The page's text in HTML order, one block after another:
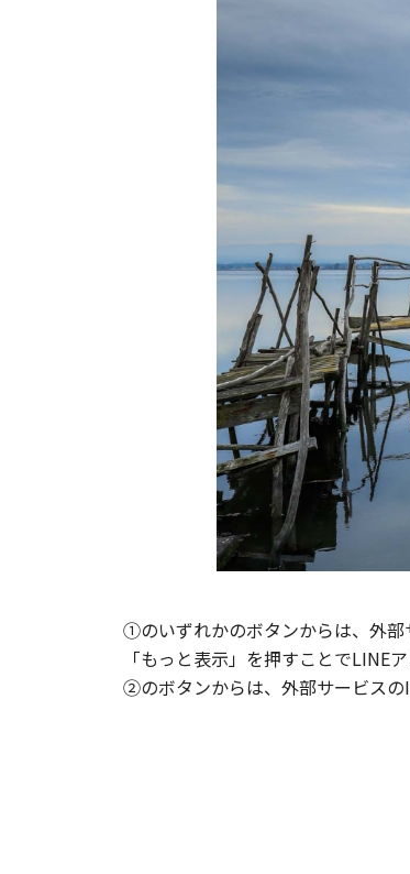
①のいずれかのボタンからは、外部
「もっと表示」を押すことでLINE
②のボタンからは、外部サービスの